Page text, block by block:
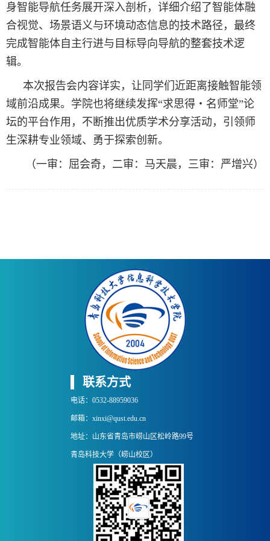
身智能导航任务展开深入剖析，详细介绍了智能体融
合视觉、场景语义与环境动态信息的技术路径，最终
完成智能体自主行进与目标导向导航的整套技术逻
辑。
本次报告会内容详实，让同学们近距离接触智能领
域前沿成果。学院也将继续发挥“求思得・名师堂”论
坛的平台作用，不断推出优质学术分享活动，引领师
生深耕专业领域、勇于探索创新。
（一审：屈会奇，二审：马天晨，三审：严增兴）
联系方式
电话：0532-88959036
邮箱：xinxi@qust.edu.cn
地址：山东省青岛市崂山区松岭路99号
青岛科技大学（崂山校区）